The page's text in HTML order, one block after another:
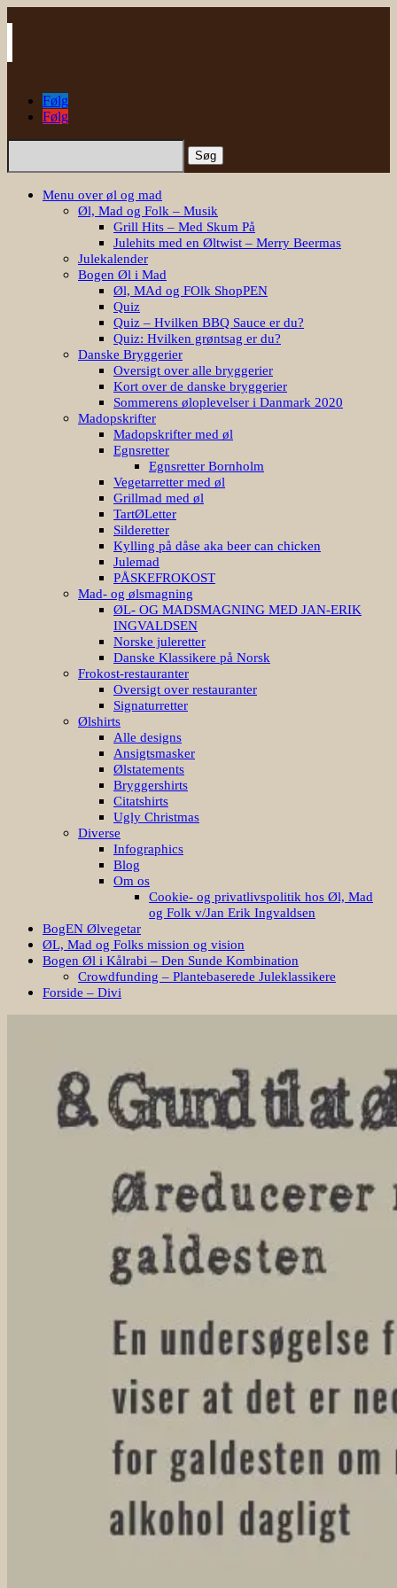
Følg
Følg
Søg
Menu over øl og mad
Øl, Mad og Folk – Musik
Grill Hits – Med Skum På
Julehits med en Øltwist – Merry Beermas
Julekalender
Bogen Øl i Mad
Øl, MAd og FOlk ShopPEN
Quiz
Quiz – Hvilken BBQ Sauce er du?
Quiz: Hvilken grøntsag er du?
Danske Bryggerier
Oversigt over alle bryggerier
Kort over de danske bryggerier
Sommerens øloplevelser i Danmark 2020
Madopskrifter
Madopskrifter med øl
Egnsretter
Egnsretter Bornholm
Vegetarretter med øl
Grillmad med øl
TartØLetter
Silderetter
Kylling på dåse aka beer can chicken
Julemad
PÅSKEFROKOST
Mad- og ølsmagning
ØL- OG MADSMAGNING MED JAN-ERIK
INGVALDSEN
Norske juleretter
Danske Klassikere på Norsk
Frokost-restauranter
Oversigt over restauranter
Signaturretter
Ølshirts
Alle designs
Ansigtsmasker
Ølstatements
Bryggershirts
Citatshirts
Ugly Christmas
Diverse
Infographics
Blog
Om os
Cookie- og privatlivspolitik hos Øl, Mad
og Folk v/Jan Erik Ingvaldsen
BogEN Ølvegetar
ØL, Mad og Folks mission og vision
Bogen Øl i Kålrabi – Den Sunde Kombination
Crowdfunding – Plantebaserede Juleklassikere
Forside – Divi